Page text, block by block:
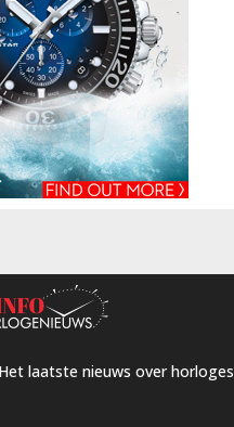
laatste nieuws over horloges